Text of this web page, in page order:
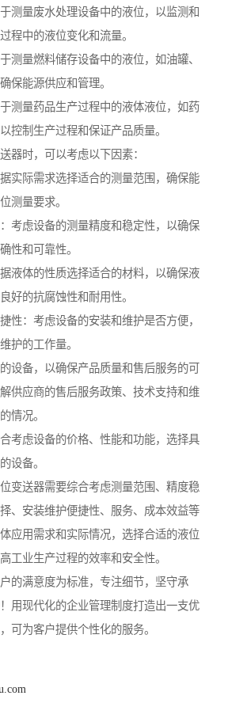
测量废水处理设备中的液位，以监测和
程中的液位变化和流量。
测量燃料储存设备中的液位，如油罐、
保能源供应和管理。
测量药品生产过程中的液体液位，如药
控制生产过程和保证产品质量。
器时，可以考虑以下因素：
实际需求选择适合的测量范围，确保能
测量要求。
考虑设备的测量精度和稳定性，以确保
性和可靠性。
液体的性质选择适合的材料，以确保液
好的抗腐蚀性和耐用性。
性：考虑设备的安装和维护是否方便，
护的工作量。
设备，以确保产品质量和售后服务的可
供应商的售后服务政策、技术支持和维
情况。
考虑设备的价格、性能和功能，选择具
设备。
变送器需要综合考虑测量范围、精度稳
、安装维护便捷性、服务、成本效益等
应用需求和实际情况，选择合适的液位
工业生产过程的效率和安全性。
的满意度为标准，专注细节，坚守承
用现代化的企业管理制度打造出一支优
可为客户提供个性化的服务。